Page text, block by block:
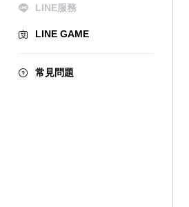
LINE服務
LINE GAME
常見問題